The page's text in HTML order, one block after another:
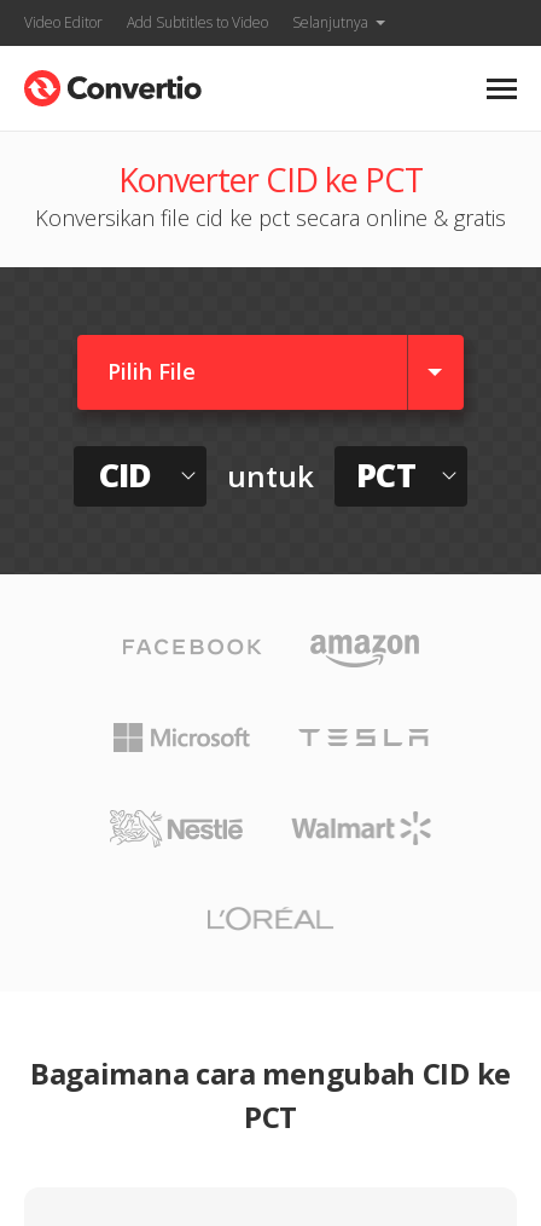
Video Editor Add Subtitles to Video Selanjutnya
Konverter CID ke PCT
Konversikan file cid ke pct secara online & gratis
Pilih File
CID untuk PCT
Bagaimana cara mengubah CID ke
PCT